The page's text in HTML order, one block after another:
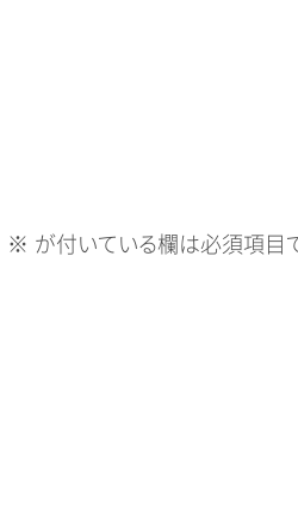
※ が付いている欄は必須項目